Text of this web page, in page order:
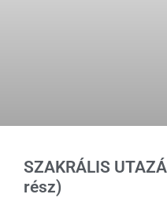
SZAKRÁLIS
rész)